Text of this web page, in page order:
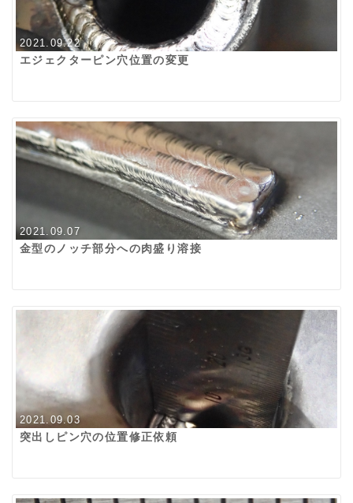
2021.09.22
エジェクターピン穴位置の変更
2021.09.07
金型のノッチ部分への肉盛り溶接
2021.09.03
突出しピン穴の位置修正依頼